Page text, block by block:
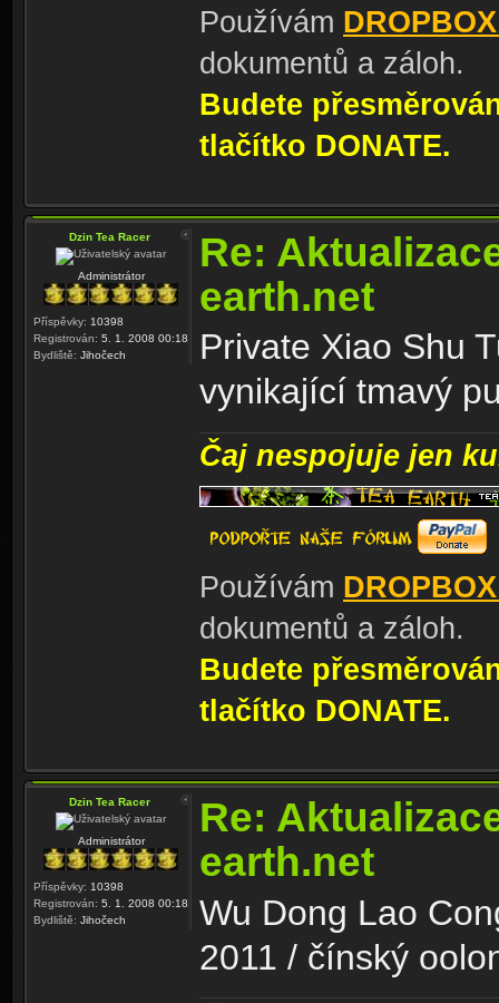
Používám
dokumentů a záloh.
Budete
tlačítko DONATE.
Dzin Tea Racer
Administrátor
Příspěvky: 10398
Registrován: 5. 1. 2008 00:18
Bydliště: Jihočech
Re:
earth.net
Private Xiao Shu
vynikající tmavý
Čaj nespojuje jen
Používám
dokumentů a záloh.
Budete
tlačítko DONATE.
Dzin Tea Racer
Administrátor
Příspěvky: 10398
Registrován: 5. 1. 2008 00:18
Bydliště: Jihočech
Re:
earth.net
Wu Dong Lao
2011 / čínský